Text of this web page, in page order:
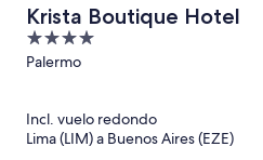
Krista Boutique Hotel
4
out
Palermo
Incl. vuelo redondo
Lima (LIM) a Buenos Aires (EZE)